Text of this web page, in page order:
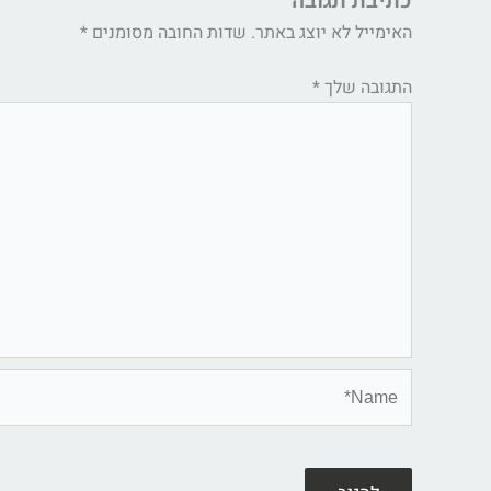
האימייל לא יוצג באתר. שדות החובה מסומנים *
התגובה שלך*